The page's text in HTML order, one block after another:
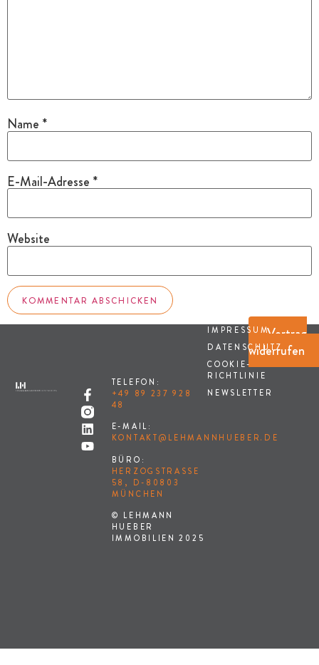
Name *
E-Mail-Adresse *
Website
TELEFON:
+49 89 237 928
48
E-MAIL:
KONTAKT@LEHMANNHUEBER.DE
BÜRO:
HERZOGSTRASSE 5
8, D-80803 M
ÜNCHEN
© LEHMANN
HUEBER
IMMOBILIEN 2025
IMPRESSUM
DATENSCHUTZ
COOKIE-
RICHTLINIE
NEWSLETTER
Vertrag
widerrufen